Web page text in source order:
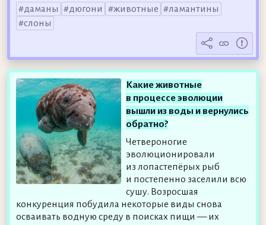
даманы
дюгони животные
ламантины
слоны
Какие животные
в процессе эволюции
вышли из воды и вернулись
обратно?
Четвероногие
эволюционировали
из лопастепёрых рыб
и постепенно заселили всю
сушу. Возросшая
конкуренция побудила некоторые виды снова
осваивать водную среду в поисках пищи — их